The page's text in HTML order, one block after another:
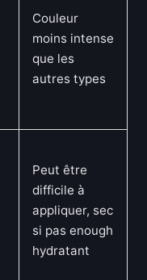
Couleur
moins intense
que les
autres types
Peut être
difficile à
appliquer, sec
si pas enough
hydratant